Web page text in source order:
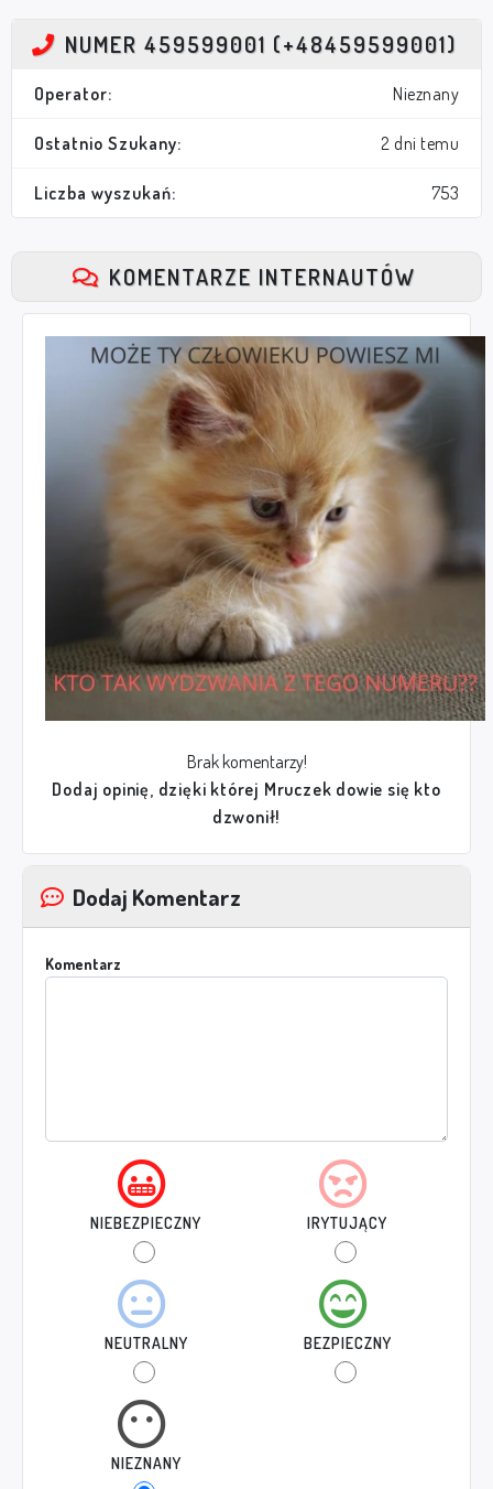
NUMER 459599001 (+48459599001)
Operator: Nieznany
Ostatnio Szukany: 2 dni temu
Liczba wyszukań: 753
KOMENTARZE INTERNAUTÓW
Brak komentarzy!
Dodaj opinię, dzięki której Mruczek dowie się kto
dzwonił!
Dodaj Komentarz
Komentarz
NIEBEZPIECZNY IRYTUJĄCY
NEUTRALNY BEZPIECZNY
NIEZNANY